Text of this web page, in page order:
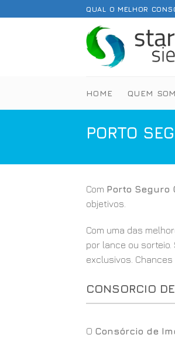
QUAL O MELHOR
HOME QUEM
PORTO
Com Porto Seguro
objetivos.
Com uma das
por lance ou
exclusivos.
CONSORCIO
O Consórcio de